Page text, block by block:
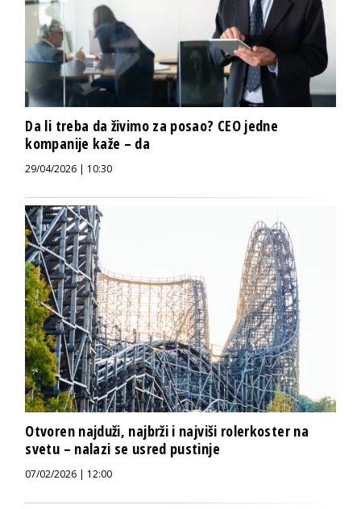
Da li treba da živimo za posao? CEO jedne
kompanije kaže – da
29/04/2026 | 10:30
Otvoren najduži, najbrži i najviši rolerkoster na
svetu – nalazi se usred pustinje
07/02/2026 | 12:00